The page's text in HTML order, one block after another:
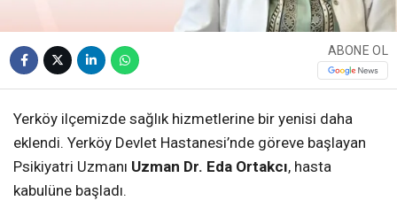
ABONE OL
Yerköy ilçemizde sağlık hizmetlerine bir yenisi daha
eklendi. Yerköy Devlet Hastanesi’nde göreve başlayan
Psikiyatri Uzmanı Uzman Dr. Eda Ortakcı, hasta
kabulüne başladı.